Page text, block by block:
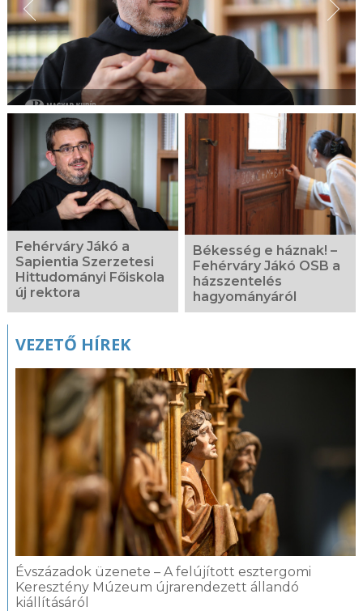
Fehérváry Jákó a
Sapientia Szerzetesi
Hittudományi Főiskola
új rektora
Békesség e háznak! –
Fehérváry Jákó OSB a
házszentelés
hagyományáról
VEZETŐ HÍREK
Évszázadok üzenete – A felújított esztergomi
Keresztény Múzeum újrarendezett állandó
kiállításáról